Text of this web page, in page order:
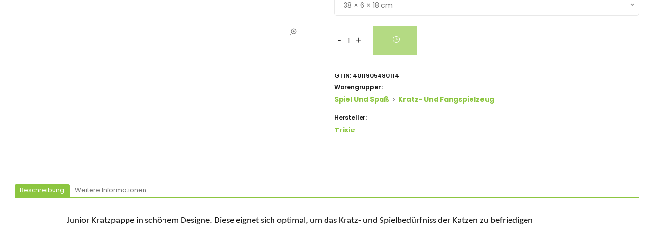
38 × 6 × 18 cm
- +
GTIN: 4011905480114
Warengruppen:
Spiel Und Spaß Kratz- Und Fangspielzeug
Hersteller:
Trixie
Beschreibung Weitere Informationen
Junior Kratzpappe in schönem Designe. Diese eignet sich optimal, um das Kratz- und Spielbedürfniss der Katzen zu befriedigen